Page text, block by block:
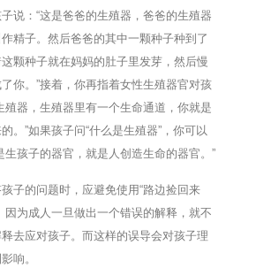
说：“这是爸爸的生殖器，爸爸的生殖器
精子。然后爸爸的其中一颗种子种到了
颗种子就在妈妈的肚子里发芽，然后慢
你。”接着，你再指着女性生殖器官对孩
殖器，生殖器里有一个生命通道，你就是
。”如果孩子问“什么是生殖器”，你可以
生孩子的器官，就是人创造生命的器官。”
子的问题时，应避免使用“路边捡回来
因为成人一旦做出一个错误的解释，就不
去应对孩子。而这样的误导会对孩子理
响。